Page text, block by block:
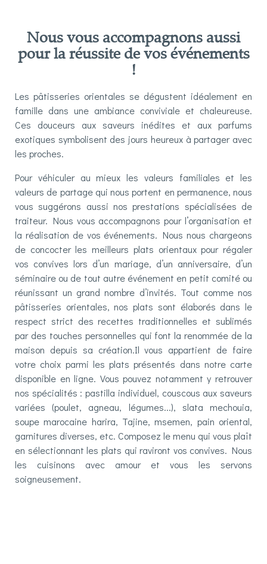
Nous vous accompagnons aussi
pour la réussite de vos événements
!
Les pâtisseries orientales se dégustent idéalement en
famille dans une ambiance conviviale et chaleureuse.
Ces douceurs aux saveurs inédites et aux parfums
exotiques symbolisent des jours heureux à partager avec
les proches.
Pour véhiculer au mieux les valeurs familiales et les
valeurs de partage qui nous portent en permanence, nous
vous suggérons aussi nos prestations spécialisées de
traiteur. Nous vous accompagnons pour l’organisation et
la réalisation de vos événements. Nous nous chargeons
de concocter les meilleurs plats orientaux pour régaler
vos convives lors d’un mariage, d’un anniversaire, d’un
séminaire ou de tout autre événement en petit comité ou
réunissant un grand nombre d’invités. Tout comme nos
pâtisseries orientales, nos plats sont élaborés dans le
respect strict des recettes traditionnelles et sublimés
par des touches personnelles qui font la renommée de la
maison depuis sa création.Il vous appartient de faire
votre choix parmi les plats présentés dans notre carte
disponible en ligne. Vous pouvez notamment y retrouver
nos spécialités : pastilla individuel, couscous aux saveurs
variées (poulet, agneau, légumes...), slata mechouia,
soupe marocaine harira, Tajine, msemen, pain oriental,
garnitures diverses, etc. Composez le menu qui vous plaît
en sélectionnant les plats qui raviront vos convives. Nous
les cuisinons avec amour et vous les servons
soigneusement.